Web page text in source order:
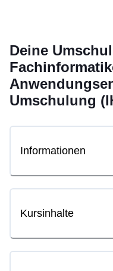
Deine
Umschulung
Informationen
Kursinhalte